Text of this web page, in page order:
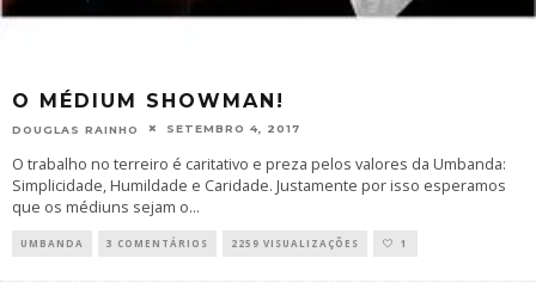
O MÉDIUM SHOWMAN!
DOUGLAS RAINHO SETEMBRO 4, 2017
O trabalho no terreiro é caritativo e preza pelos valores da Umbanda:
Simplicidade, Humildade e Caridade. Justamente por isso esperamos
que os médiuns sejam o...
UMBANDA 3 COMENTÁRIOS 2259 VISUALIZAÇÕES 1